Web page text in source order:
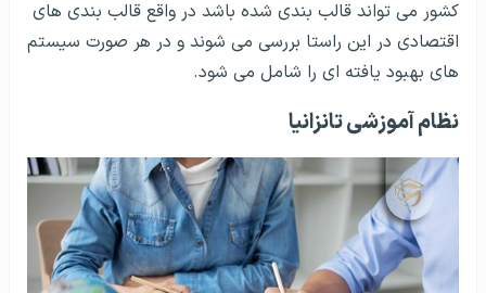
کشور می تواند قالب بندی شده باشد در واقع قالب بندی های
اقتصادی در این راستا بررسی می شوند و در هر صورت سیستم
های بهبود یافته ای را شامل می شود.
نظام آموزشی تانزانیا